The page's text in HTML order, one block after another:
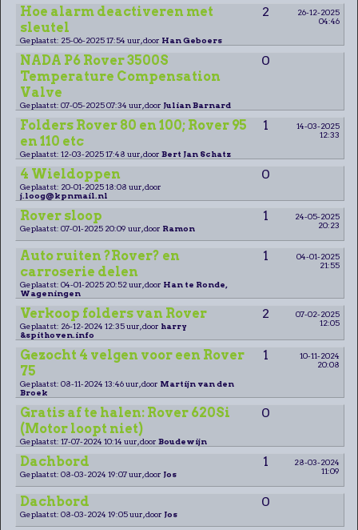
Hoe alarm deactiveren met
sleutel
2
26-12-2025
04:46
Geplaatst: 25-06-2025 17:54 uur, door Han Geboers
NADA P6 Rover 3500S
Temperature Compensation
Valve
0
Geplaatst: 07-05-2025 07:34 uur, door Julian Barnard
Folders Rover 80 en 100; Rover 95
en 110 etc
1
14-03-2025
12:33
Geplaatst: 12-03-2025 17:48 uur, door Bert Jan Schatz
4 Wieldoppen 0
Geplaatst: 20-01-2025 18:08 uur, door
j.loog@kpnmail.nl
Rover sloop 1
24-05-2025
20:23
Geplaatst: 07-01-2025 20:09 uur, door Ramon
Auto ruiten ?Rover? en
carroserie delen
1
04-01-2025
21:55
Geplaatst: 04-01-2025 20:52 uur, door Han te Ronde,
Wageningen
Verkoop folders van Rover 2
07-02-2025
12:05
Geplaatst: 26-12-2024 12:35 uur, door harry
&spithoven.info
Gezocht 4 velgen voor een Rover
75
1
10-11-2024
20:08
Geplaatst: 08-11-2024 13:46 uur, door Martijn van den
Broek
Gratis af te halen: Rover 620Si
(Motor loopt niet)
0
Geplaatst: 17-07-2024 10:14 uur, door Boudewijn
Dachbord 1
28-03-2024
11:09
Geplaatst: 08-03-2024 19:07 uur, door Jos
Dachbord 0
Geplaatst: 08-03-2024 19:05 uur, door Jos